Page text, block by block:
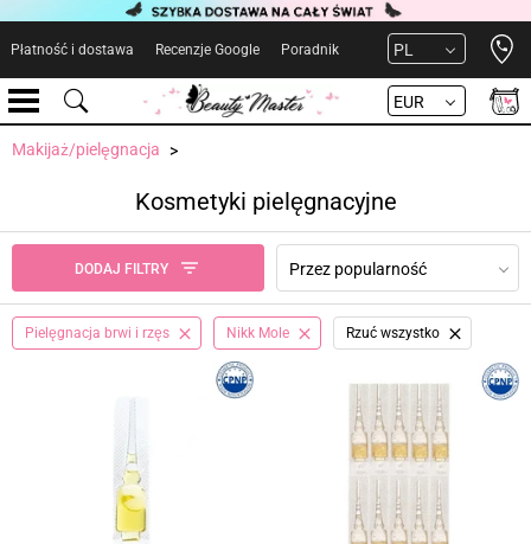
Płatność i dostawa Recenzje Google Poradnik PL
EUR
Makijaż/pielęgnacja
Kosmetyki pielęgnacyjne
DODAJ FILTRY Przez popularność
Pielęgnacja brwi i rzęs Nikk Mole Rzuć wszystko